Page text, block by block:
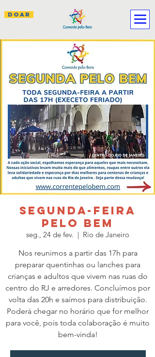
DOAR
SEGUNDA-FEIRA
PELO BEM
seg., 24 de fev.
  |
Rio de Janeiro
Nos reunimos a partir das 17h para
preparar quentinhas ou lanches para
crianças e adultos que vivem nas ruas do
centro do RJ e arredores. Concluímos por
volta das 20h e saímos para distribuição.
Poderá chegar no horário que for melhor
para você, pois toda colaboração é muito